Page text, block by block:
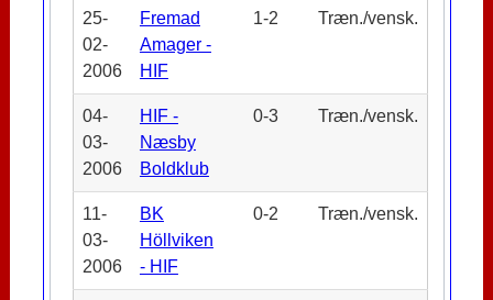
25-
02-
2006
Fremad
Amager -
HIF
1-2 Træn./vensk.
04-
03-
2006
HIF -
Næsby
Boldklub
0-3 Træn./vensk.
11-
03-
2006
BK
Höllviken
- HIF
0-2 Træn./vensk.